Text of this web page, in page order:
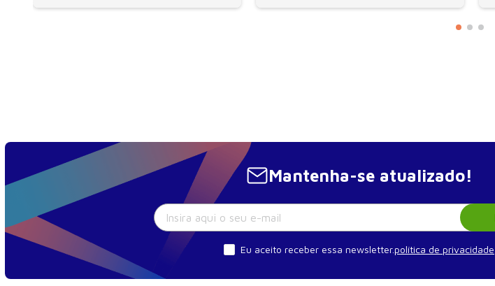
Mantenha-se atualizado!
Eu aceito receber essa newsletter.política de privacidade